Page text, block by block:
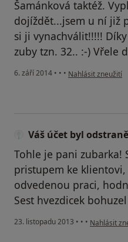
Šamánková taktéž.
dojíždět...jsem u ní již
si ji vynachválit!!!!!
zuby tzn. 32.. :-) Vřele
6. září 2014 • • • podle názoru
Nahlásit zneužití
Váš účet byl
Tohle je pani zubarka!
pristupem ke klientovi,
odvedenou praci,
Sest hvezdicek
23. listopadu 2013 • • • podle
Nahlásit